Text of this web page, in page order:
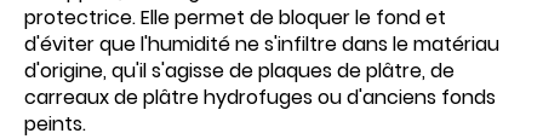
protectrice. Elle permet de bloquer le fond et
d'éviter que l'humidité ne s'infiltre dans le matériau
d'origine, qu'il s'agisse de plaques de plâtre, de
carreaux de plâtre hydrofuges ou d'anciens fonds
peints.